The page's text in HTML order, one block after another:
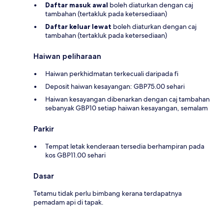
Daftar masuk awal boleh diaturkan dengan caj
tambahan (tertakluk pada ketersediaan)
Daftar keluar lewat boleh diaturkan dengan caj
tambahan (tertakluk pada ketersediaan)
Haiwan peliharaan
Haiwan perkhidmatan terkecuali daripada fi
Deposit haiwan kesayangan: GBP75.00 sehari
Haiwan kesayangan dibenarkan dengan caj tambahan
sebanyak GBP10 setiap haiwan kesayangan, semalam
Parkir
Tempat letak kenderaan tersedia berhampiran pada
kos GBP11.00 sehari
Dasar
Tetamu tidak perlu bimbang kerana terdapatnya
pemadam api di tapak.